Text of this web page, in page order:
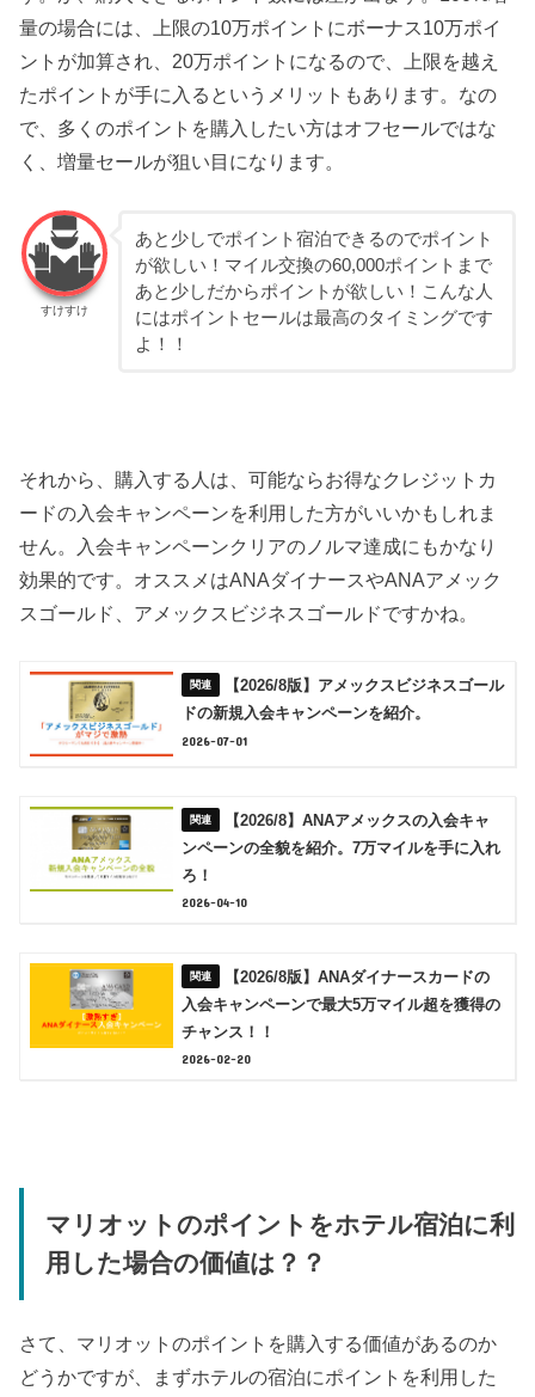
量の場合には、上限の10万ポイントにボーナス10万ポイ
ントが加算され、20万ポイントになるので、上限を越え
たポイントが手に入るというメリットもあります。なの
で、多くのポイントを購入したい方はオフセールではな
く、増量セールが狙い目になります。
すけすけ
あと少しでポイント宿泊できるのでポイント
が欲しい！マイル交換の60,000ポイントまで
あと少しだからポイントが欲しい！こんな人
にはポイントセールは最高のタイミングです
よ！！
それから、購入する人は、可能ならお得なクレジットカ
ードの入会キャンペーンを利用した方がいいかもしれま
せん。入会キャンペーンクリアのノルマ達成にもかなり
効果的です。オススメはANAダイナースやANAアメック
スゴールド、アメックスビジネスゴールドですかね。
【2026/8版】アメックスビジネスゴール
ドの新規入会キャンペーンを紹介。
2026-07-01
【2026/8】ANAアメックスの入会キャ
ンペーンの全貌を紹介。7万マイルを手に入れ
ろ！
2026-04-10
【2026/8版】ANAダイナースカードの
入会キャンペーンで最大5万マイル超を獲得の
チャンス！！
2026-02-20
マリオットのポイントをホテル宿泊に利
用した場合の価値は？？
さて、マリオットのポイントを購入する価値があるのか
どうかですが、まずホテルの宿泊にポイントを利用した